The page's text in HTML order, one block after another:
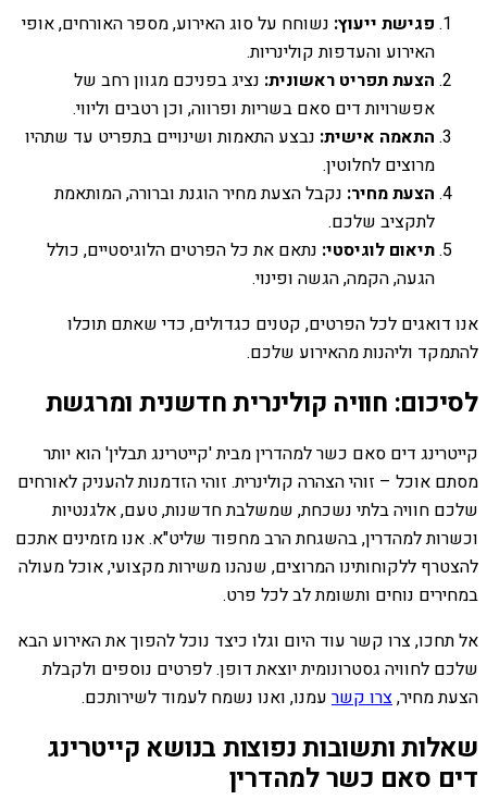
פגישת ייעוץ: נשוחח על סוג האירוע, מספר האורחים, אופי
האירוע והעדפות קולינריות.
הצעת תפריט ראשונית: נציג בפניכם מגוון רחב של
אפשרויות דים סאם בשריות ופרווה, וכן רטבים וליווי.
התאמה אישית: נבצע התאמות ושינויים בתפריט עד שתהיו
מרוצים לחלוטין.
הצעת מחיר: נקבל הצעת מחיר הוגנת וברורה, המותאמת
לתקציב שלכם.
תיאום לוגיסטי: נתאם את כל הפרטים הלוגיסטיים, כולל
הגעה, הקמה, הגשה ופינוי.
אנו דואגים לכל הפרטים, קטנים כגדולים, כדי שאתם תוכלו
להתמקד וליהנות מהאירוע שלכם.
לסיכום: חוויה קולינרית חדשנית ומרגשת
קייטרינג דים סאם כשר למהדרין מבית 'קייטרינג תבלין' הוא יותר
מסתם אוכל – זוהי הצהרה קולינרית. זוהי הזדמנות להעניק לאורחים
שלכם חוויה בלתי נשכחת, שמשלבת חדשנות, טעם, אלגנטיות
וכשרות למהדרין, בהשגחת הרב מחפוד שליט"א. אנו מזמינים אתכם
להצטרף ללקוחותינו המרוצים, שנהנו משירות מקצועי, אוכל מעולה
במחירים נוחים ותשומת לב לכל פרט.
אל תחכו, צרו קשר עוד היום וגלו כיצד נוכל להפוך את האירוע הבא
שלכם לחוויה גסטרונומית יוצאת דופן. לפרטים נוספים ולקבלת
הצעת מחיר,צרו קשר עמנו, ואנו נשמח לעמוד לשירותכם.
שאלות ותשובות נפוצות בנושא קייטרינג
דים סאם כשר למהדרין